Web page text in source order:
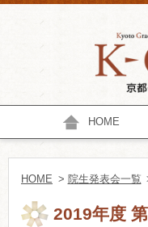
HOME
HOME > 院生発表会一覧
2019年度